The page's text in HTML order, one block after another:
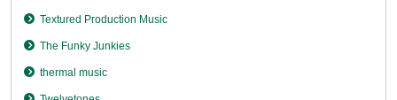
Textured Production Music
The Funky Junkies
thermal music